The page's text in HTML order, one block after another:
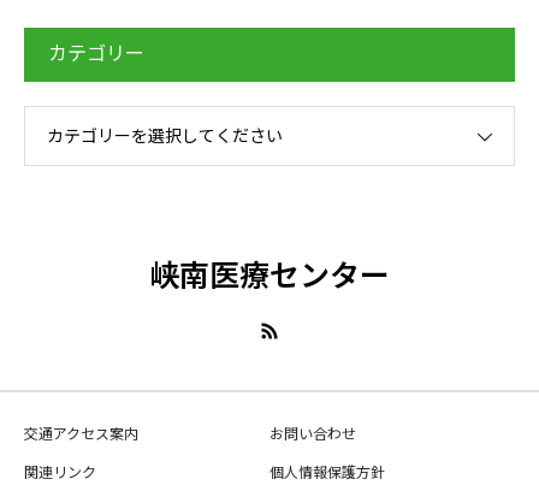
カテゴリー
カテゴリーを選択してください
峡南医療センター
交通アクセス案内
お問い合わせ
関連リンク
個人情報保護方針